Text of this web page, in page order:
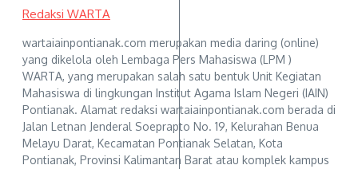
Redaksi WARTA
wartaiainpontianak.com merupakan media daring (online)
yang dikelola oleh Lembaga Pers Mahasiswa (LPM )
WARTA, yang merupakan salah satu bentuk Unit Kegiatan
Mahasiswa di lingkungan Institut Agama Islam Negeri (IAIN)
Pontianak. Alamat redaksi wartaiainpontianak.com berada di
Jalan Letnan Jenderal Soeprapto No. 19, Kelurahan Benua
Melayu Darat, Kecamatan Pontianak Selatan, Kota
Pontianak, Provinsi Kalimantan Barat atau komplek kampus